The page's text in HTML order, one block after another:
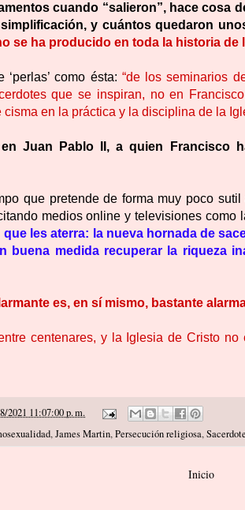
cuando “salieron”, hace cosa
y cuántos quedaron
se ha producido en toda la historia de
como ésta: “de los seminarios
que se inspiran, no en
en la práctica y la disciplina de la
Juan Pablo II, a quien Francisco
que pretende de forma muy poco
medios online y televisiones como
les aterra: la nueva hornada de
buena medida recuperar la riqueza
es, en sí mismo, bastante
centenares, y la Iglesia de Cristo
2021 11:07:00 p. m.
,James Martin,Persecución religiosa,
Inicio